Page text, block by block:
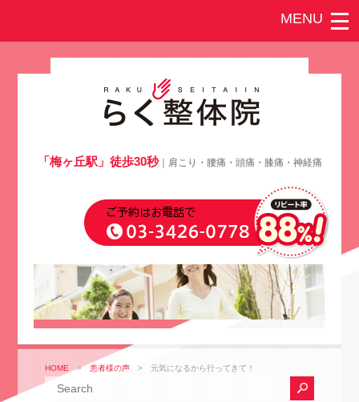
「梅ヶ丘駅」徒歩30秒｜肩こり・腰痛・頭痛・膝痛・神経痛
HOME > 患者様の声 > 元気になるから行ってきて！